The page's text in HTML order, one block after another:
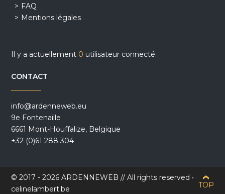
FAQ
Mentions légales
Il y a actuellement 0 utilisateur connecté.
CONTACT
info@ardenneweb.eu
9e Fontenaille
6661 Mont-Houffalize, Belgique
+32 (0)61 288 304
© 2017 - 2026 ARDENNEWEB // All rights reserved •
celinelambert.be
TOP